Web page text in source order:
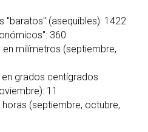
"baratos" (asequibles): 1422
360
milímetros (septiembre,
grados centígrados
11
(septiembre, octubre,